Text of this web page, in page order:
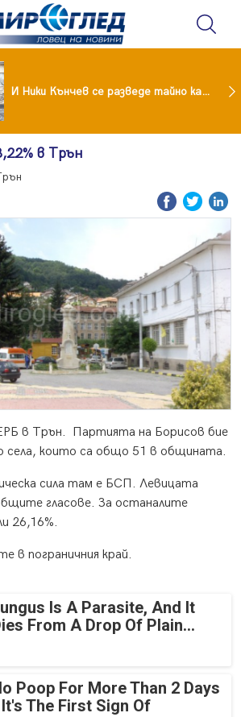
И Ники Кънчев се разведе тайно като Геро
в Трън
в Трън. Партията на Борисов бие
села, които са общо 51 в общината.
сила там е БСП. Левицата
гласове. За останалите
26,16%.
в пограничния край.
Is A Parasite, And It
From A Drop Of Plain...
Poop For More Than 2 Days
The First Sign Of